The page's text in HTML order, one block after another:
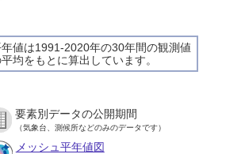
値は1991-2020年の30年間の観測値
均をもとに算出しています。
要素別データの公開期間
（気象台、測候所などのみのデータです）
メッシュ平年値図